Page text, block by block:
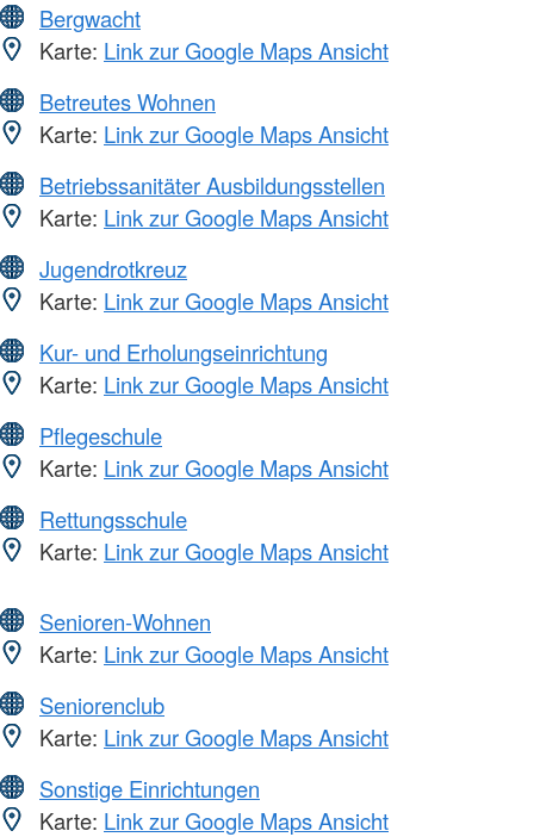
Bergwacht
Karte: Link zur Google Maps Ansicht
Betreutes Wohnen
Karte: Link zur Google Maps Ansicht
Betriebssanitäter Ausbildungsstellen
Karte: Link zur Google Maps Ansicht
Jugendrotkreuz
Karte: Link zur Google Maps Ansicht
Kur- und Erholungseinrichtung
Karte: Link zur Google Maps Ansicht
Pflegeschule
Karte: Link zur Google Maps Ansicht
Rettungsschule
Karte: Link zur Google Maps Ansicht
Senioren-Wohnen
Karte: Link zur Google Maps Ansicht
Seniorenclub
Karte: Link zur Google Maps Ansicht
Sonstige Einrichtungen
Karte: Link zur Google Maps Ansicht